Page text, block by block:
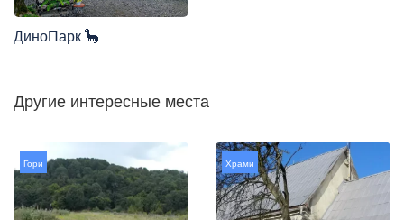
ДиноПарк 🦕
Другие интересные места
Гори Храми